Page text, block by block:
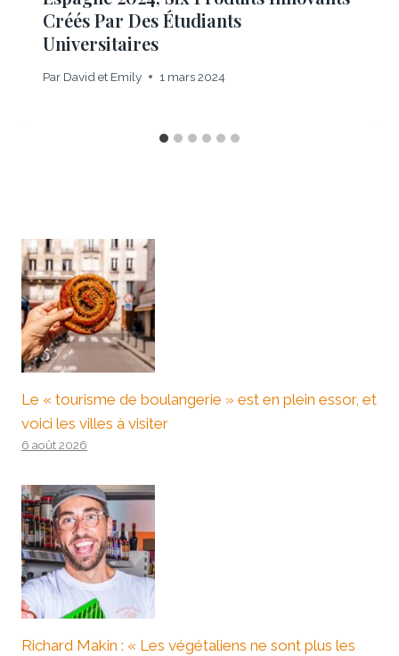
Créés Par Des Étudiants
Universitaires
Par David et Emily 1 mars 2024
Le « tourisme de boulangerie » est en plein essor, et
voici les villes à visiter
6 août 2026
Richard Makin : « Les végétaliens ne sont plus les